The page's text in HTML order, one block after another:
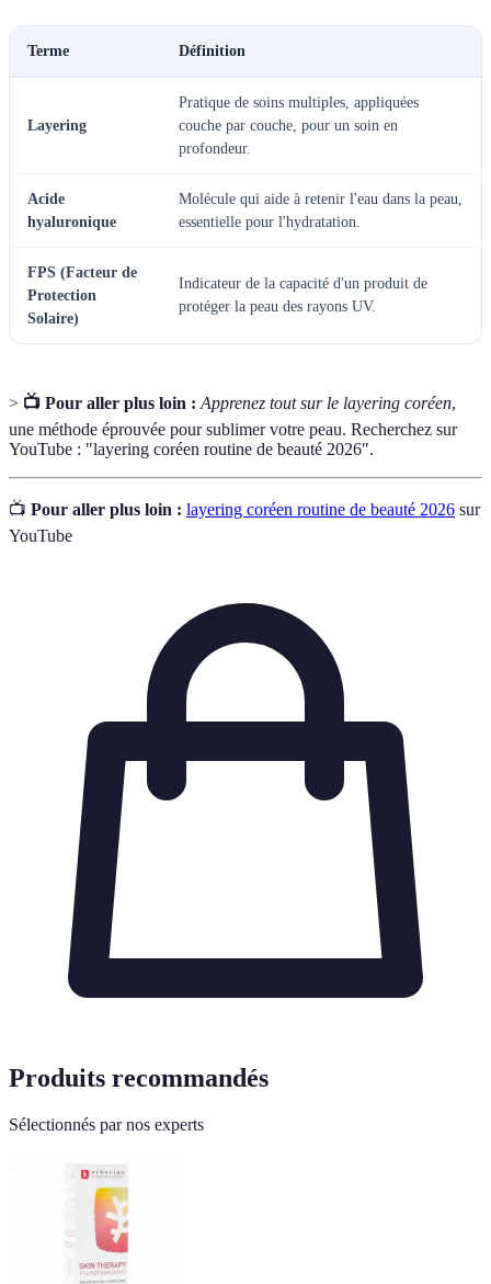
Terme Définition
Layering
Pratique de soins multiples, appliquées
couche par couche, pour un soin en
profondeur.
Acide
hyaluronique
Molécule qui aide à retenir l'eau dans la peau,
essentielle pour l'hydratation.
FPS (Facteur de
Protection
Solaire)
Indicateur de la capacité d'un produit de
protéger la peau des rayons UV.
> 📺 Pour aller plus loin : Apprenez tout sur le layering coréen,
une méthode éprouvée pour sublimer votre peau. Recherchez sur
YouTube : "layering coréen routine de beauté 2026".
📺 Pour aller plus loin : layering coréen routine de beauté 2026 sur
YouTube
Produits recommandés
Sélectionnés par nos experts